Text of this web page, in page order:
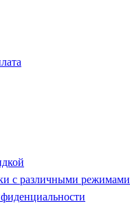
с различными режимами